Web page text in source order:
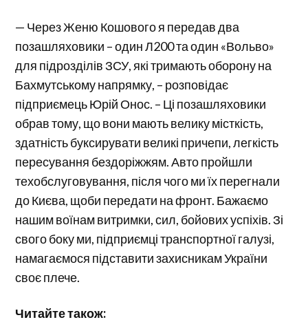
— Через Женю Кошового я передав два
позашляховики – один Л200 та один «Вольво»
для підрозділів ЗСУ, які тримають оборону на
Бахмутському напрямку, – розповідає
підприємець Юрій Онос. – Ці позашляховики
обрав тому, що вони мають велику місткість,
здатність буксирувати великі причепи, легкість
пересування бездоріжжям. Авто пройшли
техобслуговування, після чого ми їх перегнали
до Києва, щоби передати на фронт. Бажаємо
нашим воїнам витримки, сил, бойових успіхів. Зі
свого боку ми, підприємці транспортної галузі,
намагаємося підставити захисникам України
своє плече.
Читайте також: